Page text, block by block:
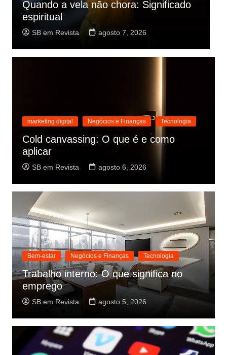
Key user SAP: Função e
responsabilidades
SB em Revista agosto 7, 2026
marketing digital Negócios e Finanças Tecnologia
Cold canvassing: O que é e como
aplicar
SB em Revista agosto 6, 2026
Bem-estar Negócios e Finanças Tecnologia
Trabalho interno: O que significa no
emprego
SB em Revista agosto 5, 2026